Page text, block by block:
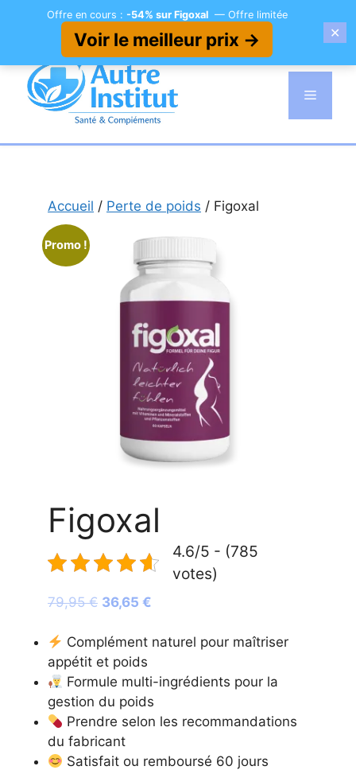
contenu
Menu
Accueil / Perte de poids / Figoxal
Promo !
Figoxal
4.6/5 - (785
votes)
79,95€ Le
initial
était :
79,95 €.
36,65 €
actuel
36,65 €.
Complément naturel pour maîtriser
appétit et poids
Formule multi-ingrédients pour la
gestion du poids
Prendre selon les recommandations
du fabricant
Satisfait ou remboursé 60 jours
Offre en cours : -54% sur Figoxal— Offre limitée
Voir le meilleur prix → ✕